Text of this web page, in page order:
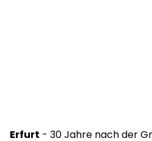
Erfurt - 30 Jahre nach der